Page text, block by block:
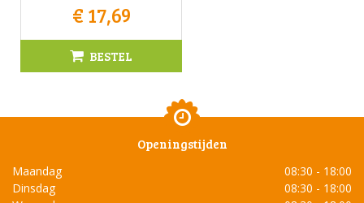
€ 17,69
BESTEL
Openingstijden
Maandag
08:30 - 18:00
Dinsdag
08:30 - 18:00